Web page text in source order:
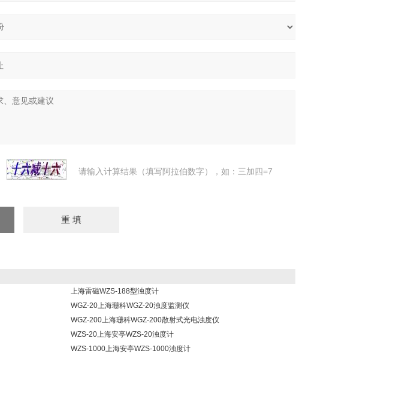
请输入计算结果（填写阿拉伯数字），如：三加四=7
上海雷磁WZS-188型浊度计
WGZ-20上海珊科WGZ-20浊度监测仪
WGZ-200上海珊科WGZ-200散射式光电浊度仪
WZS-20上海安亭WZS-20浊度计
WZS-1000上海安亭WZS-1000浊度计